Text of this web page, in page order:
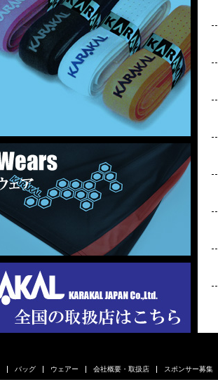
バッグ ウェアー 会社概要・取扱店 スポンサー募集